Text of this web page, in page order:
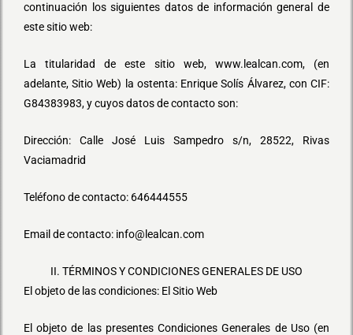
continuación los siguientes datos de información general de
este sitio web:
La titularidad de este sitio web, www.lealcan.com, (en
adelante, Sitio Web) la ostenta: Enrique Solís Álvarez, con CIF:
G84383983, y cuyos datos de contacto son:
Dirección: Calle José Luis Sampedro s/n, 28522, Rivas
Vaciamadrid
Teléfono de contacto: 646444555
Email de contacto: info@lealcan.com
II. TÉRMINOS Y CONDICIONES GENERALES DE USO
El objeto de las condiciones: El Sitio Web
El objeto de las presentes Condiciones Generales de Uso (en